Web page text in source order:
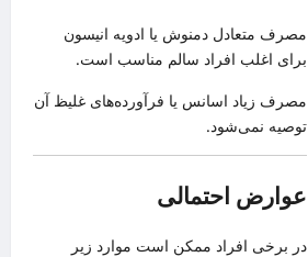
مصرف متعادل دمنوش یا ادویه انیسون
برای اغلب افراد سالم مناسب است.
مصرف زیاد اسانس یا فرآورده‌های غلیظ آن
توصیه نمی‌شود.
عوارض احتمالی
در برخی افراد ممکن است موارد زیر